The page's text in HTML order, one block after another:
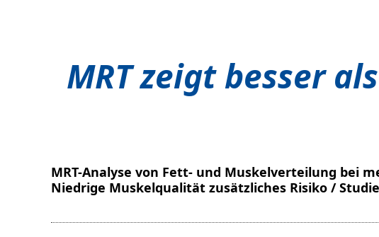
MRT zeigt besser
MRT-Analyse von Fett- und Muskelverteilung bei
Niedrige Muskelqualität zusätzliches Risiko /